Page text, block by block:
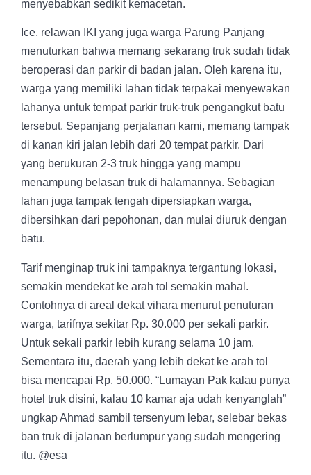
menyebabkan sedikit kemacetan.
Ice, relawan IKI yang juga warga Parung Panjang
menuturkan bahwa memang sekarang truk sudah tidak
beroperasi dan parkir di badan jalan. Oleh karena itu,
warga yang memiliki lahan tidak terpakai menyewakan
lahanya untuk tempat parkir truk-truk pengangkut batu
tersebut. Sepanjang perjalanan kami, memang tampak
di kanan kiri jalan lebih dari 20 tempat parkir. Dari
yang berukuran 2-3 truk hingga yang mampu
menampung belasan truk di halamannya. Sebagian
lahan juga tampak tengah dipersiapkan warga,
dibersihkan dari pepohonan, dan mulai diuruk dengan
batu.
Tarif menginap truk ini tampaknya tergantung lokasi,
semakin mendekat ke arah tol semakin mahal.
Contohnya di areal dekat vihara menurut penuturan
warga, tarifnya sekitar Rp. 30.000 per sekali parkir.
Untuk sekali parkir lebih kurang selama 10 jam.
Sementara itu, daerah yang lebih dekat ke arah tol
bisa mencapai Rp. 50.000. “Lumayan Pak kalau punya
hotel truk disini, kalau 10 kamar aja udah kenyanglah”
ungkap Ahmad sambil tersenyum lebar, selebar bekas
ban truk di jalanan berlumpur yang sudah mengering
itu. @esa